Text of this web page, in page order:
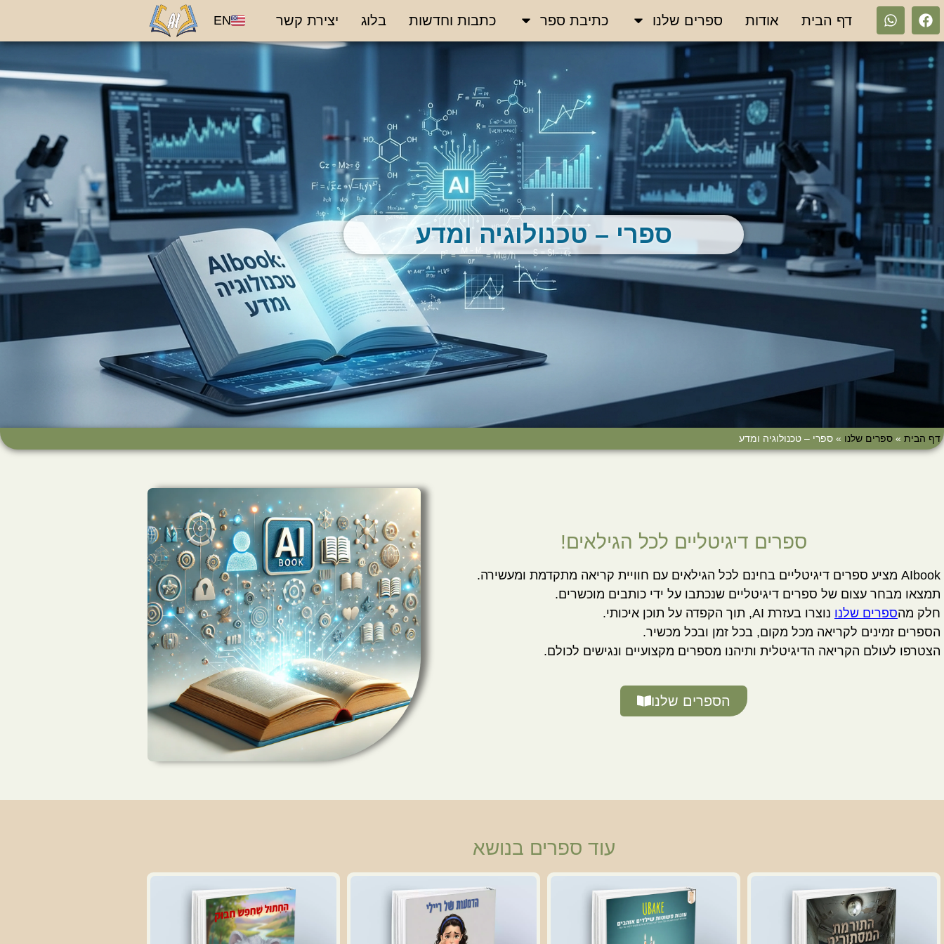
דף הבית אודות ספרים שלנו כתיבת ספר כתבות וחדשות בלוג יצירת קשר EN
ספרי – טכנולוגיה ומדע
דף הבית » ספרים שלנו » ספרי – טכנולוגיה ומדע
ספרים דיגיטליים לכל הגילאים!
AIbook מציע ספרים דיגיטליים בחינם לכל הגילאים עם חוויית קריאה מתקדמת ומעשירה.
תמצאו מבחר עצום של ספרים דיגיטליים שנכתבו על ידי כותבים מוכשרים.
חלק מהספרים שלנו נוצרו בעזרת AI, תוך הקפדה על תוכן איכותי.
הספרים זמינים לקריאה מכל מקום, בכל זמן ובכל מכשיר.
הצטרפו לעולם הקריאה הדיגיטלית ותיהנו מספרים מקצועיים ונגישים לכולם.
הספרים שלנו
עוד ספרים בנושא